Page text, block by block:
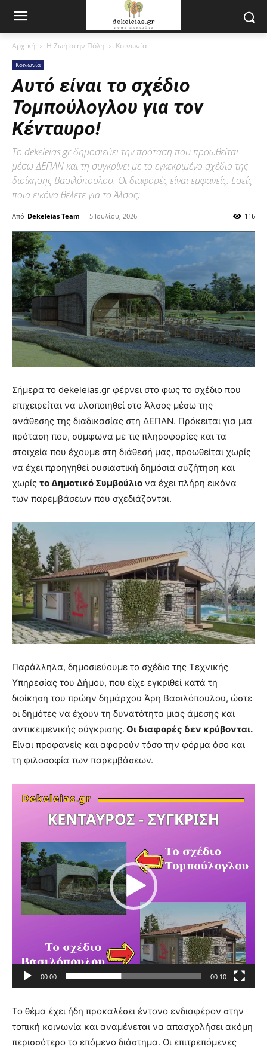
Αρχική Η Ζωή στην Πόλη Κοινωνία
Κοινωνία
Αυτό είναι το σχέδιο
Τομπούλογλου για τον
Κένταυρο!
Το dekeleias.gr δημοσιεύει την πρόταση που προωθείται
μέσω ΔΕΠΑΝ και τη συγκρίνει με το εγκεκριμένο σχέδιο της
διοίκησης Βασιλόπουλου. Οι διαφορές είναι εμφανείς. Εσείς
ποια εικόνα θέλετε για το Άλσος;
Από Dekeleias Team - 5 Ιουλίου, 2026 116
Σήμερα το dekeleias.gr φέρνει στο φως το σχέδιο που
επιχειρείται να υλοποιηθεί στο Άλσος μέσω της
ανάθεσης της διαδικασίας στη ΔΕΠΑΝ. Πρόκειται για μια
πρόταση που, σύμφωνα με τις πληροφορίες και τα
στοιχεία που έχουμε στη διάθεσή μας, προωθείται χωρίς
να έχει προηγηθεί ουσιαστική δημόσια συζήτηση και
χωρίς το Δημοτικό Συμβούλιο να έχει πλήρη εικόνα
των παρεμβάσεων που σχεδιάζονται.
Παράλληλα, δημοσιεύουμε το σχέδιο της Τεχνικής
Υπηρεσίας του Δήμου, που είχε εγκριθεί κατά τη
διοίκηση του πρώην δημάρχου Άρη Βασιλόπουλου, ώστε
οι δημότες να έχουν τη δυνατότητα μιας άμεσης και
αντικειμενικής σύγκρισης. Οι διαφορές δεν κρύβονται.
Είναι προφανείς και αφορούν τόσο την φόρμα όσο και
τη φιλοσοφία των παρεμβάσεων.
Αναπαραγωγής
00:00 00:10
Το θέμα έχει ήδη προκαλέσει έντονο ενδιαφέρον στην
τοπική κοινωνία και αναμένεται να απασχολήσει ακόμη
περισσότερο το επόμενο διάστημα. Οι επιτρεπόμενες